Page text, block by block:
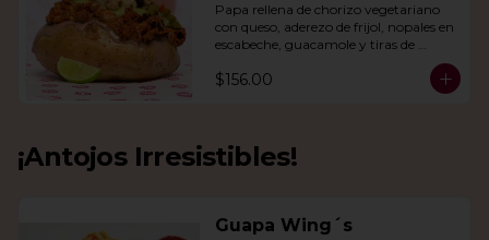
Papa rellena de chorizo vegetariano
con queso, aderezo de frijol, nopales en
escabeche, guacamole y tiras de
$156.00
¡Antojos Irresistibles!
Guapa Wing´s